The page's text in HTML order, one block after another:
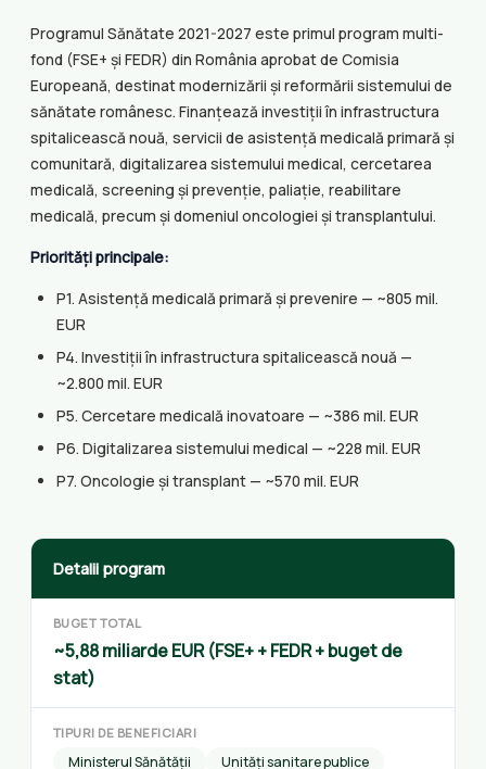
Programul Sănătate 2021-2027 este primul program multi-
fond (FSE+ și FEDR) din România aprobat de Comisia
Europeană, destinat modernizării și reformării sistemului de
sănătate românesc. Finanțează investiții în infrastructura
spitalicească nouă, servicii de asistență medicală primară și
comunitară, digitalizarea sistemului medical, cercetarea
medicală, screening și prevenție, paliație, reabilitare
medicală, precum și domeniul oncologiei și transplantului.
Priorități principale:
P1. Asistență medicală primară și prevenire — ~805 mil.
EUR
P4. Investiții în infrastructura spitalicească nouă —
~2.800 mil. EUR
P5. Cercetare medicală inovatoare — ~386 mil. EUR
P6. Digitalizarea sistemului medical — ~228 mil. EUR
P7. Oncologie și transplant — ~570 mil. EUR
Detalii program
BUGET TOTAL
~5,88 miliarde EUR (FSE+ + FEDR + buget de
stat)
TIPURI DE BENEFICIARI
Ministerul Sănătății
Unități sanitare publice